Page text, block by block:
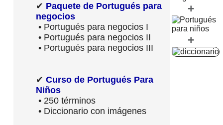
✔ Paquete de Portugués para
negocios
• Portugués para negocios I
• Portugués para negocios II
• Portugués para negocios III
✔ Curso de Portugués Para
Niños
• 250 términos
• Diccionario con imágenes
+
+